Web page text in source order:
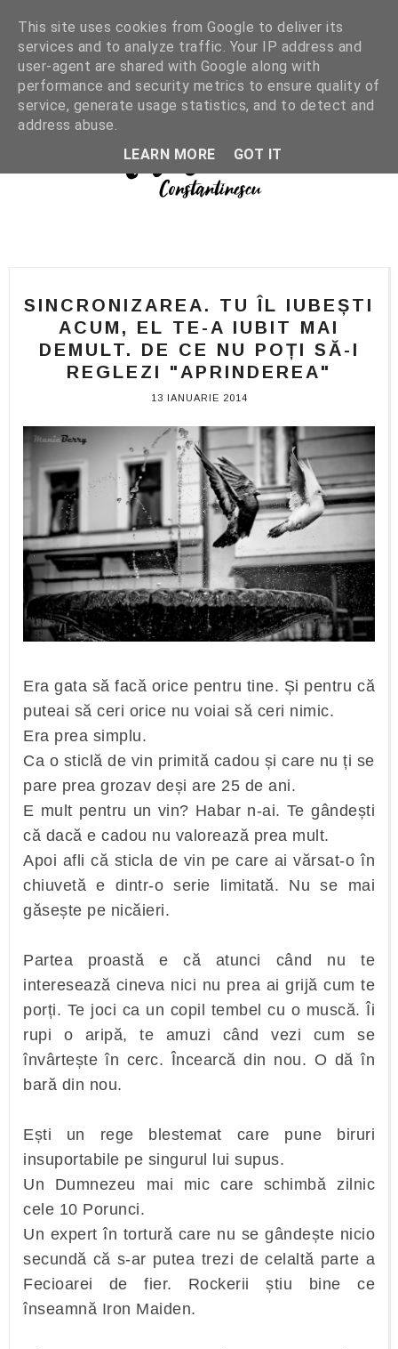
SINCRONIZAREA. TU ÎL IUBEȘTI
ACUM, EL TE-A IUBIT MAI
DEMULT. DE CE NU POȚI SĂ-I
REGLEZI "APRINDEREA"
13 IANUARIE 2014
Era gata să facă orice pentru tine. Și pentru că
puteai să ceri orice nu voiai să ceri nimic.
Era prea simplu.
Ca o sticlă de vin primită cadou și care nu ți se
pare prea grozav deși are 25 de ani.
E mult pentru un vin? Habar n-ai. Te gândești
că dacă e cadou nu valorează prea mult.
Apoi afli că sticla de vin pe care ai vărsat-o în
chiuvetă e dintr-o serie limitată. Nu se mai
găsește pe nicăieri.
Partea proastă e că atunci când nu te
interesează cineva nici nu prea ai grijă cum te
porți. Te joci ca un copil tembel cu o muscă. Îi
rupi o aripă, te amuzi când vezi cum se
învârtește în cerc. Încearcă din nou. O dă în
bară din nou.
Ești un rege blestemat care pune biruri
insuportabile pe singurul lui supus.
Un Dumnezeu mai mic care schimbă zilnic
cele 10 Porunci.
Un expert în tortură care nu se gândește nicio
secundă că s-ar putea trezi de celaltă parte a
Fecioarei de fier. Rockerii știu bine ce
înseamnă Iron Maiden.
This site uses cookies from Google to deliver its
services and to analyze traffic. Your IP address and
user-agent are shared with Google along with
performance and security metrics to ensure quality of
service, generate usage statistics, and to detect and
address abuse.
LEARN MORE
GOT IT